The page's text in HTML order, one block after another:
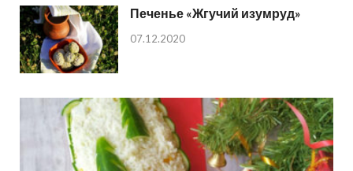
Печенье «Жгучий изумруд»
07.12.2020